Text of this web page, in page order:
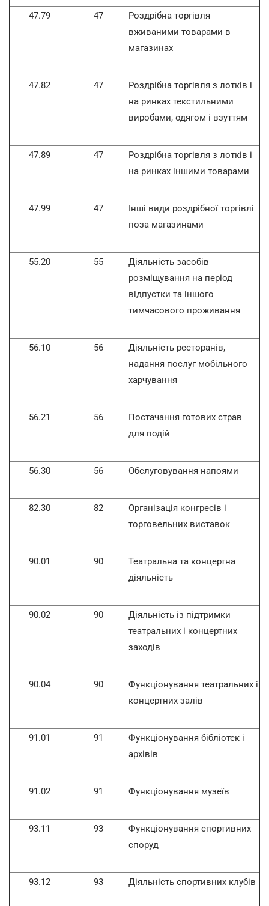
47.79 47
Роздрібна торгівля
вживаними товарами в
магазинах
47.82 47
Роздрібна торгівля з лотків і
на ринках текстильними
виробами, одягом і взуттям
47.89 47
Роздрібна торгівля з лотків і
на ринках іншими товарами
47.99 47
Інші види роздрібної торгівлі
поза магазинами
55.20 55
Діяльність засобів
розміщування на період
відпустки та іншого
тимчасового проживання
56.10 56
Діяльність ресторанів,
надання послуг мобільного
харчування
56.21 56
Постачання готових страв
для подій
56.30 56 Обслуговування напоями
82.30 82
Організація конгресів і
торговельних виставок
90.01 90
Театральна та концертна
діяльність
90.02 90
Діяльність із підтримки
театральних і концертних
заходів
90.04 90
Функціонування театральних і
концертних залів
91.01 91
Функціонування бібліотек і
архівів
91.02 91 Функціонування музеїв
93.11 93
Функціонування спортивних
споруд
93.12 93 Діяльність спортивних клубів